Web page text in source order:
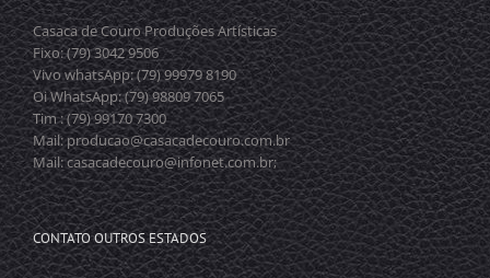
Casaca de Couro Produções Artísticas
Fixo: (79) 3042 9506
Vivo whatsApp: (79) 99979 8190
Oi WhatsApp: (79) 98809 7065
Tim : (79) 99170 7300
Mail: producao@casacadecouro.com.br
Mail: casacadecouro@infonet.com.br;
CONTATO OUTROS ESTADOS